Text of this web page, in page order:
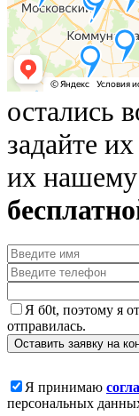
остались
задайте
их нашему
Я б0t, поэтому я
отправилась.
Я принимаю
персональных